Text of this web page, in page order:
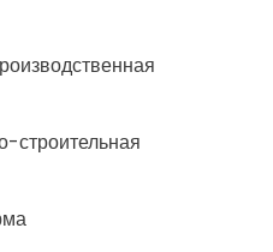
строительная